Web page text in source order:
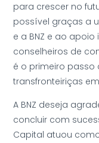
para crescer no
possível graças a
e a BNZ e ao
conselheiros de
é o primeiro passo
transfronteiriças
A BNZ deseja
concluir com
Capital atuou